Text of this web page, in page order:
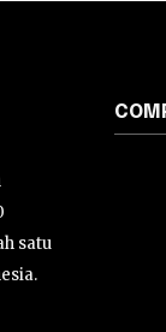
satu